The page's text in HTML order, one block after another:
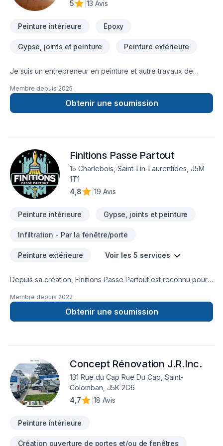
comment nous pouvons vous aider.
5
13 Avis
Peinture intérieure Epoxy
Gypse, joints et peinture Peinture extérieure
Je suis un entrepreneur en peinture et autre travaux de
résultats remarquables.La satisfaction de mes clients est
importante pour moi!
Membre depuis 2025
Obtenir une soumission
Finitions Passe Partout
15 Charlebois, Saint-Lin-Laurentides, J5M
1T1
4,8
19 Avis
Peinture intérieure Gypse, joints et peinture
Infiltration - Par la fenêtre/porte
Peinture extérieure Voir les 5 services
Depuis sa création, Finitions Passe Partout est reconnu pour
desservons
Lanaudière,Laurentides,Laval,Mauricie,Montérégie,Montréal
avec passion et professionnalisme. Nous croyons en
comment nous pouvons vous aider. Notre engagement est
simple : offrir un service d'exception, centré sur vos besoins
et vos aspirations.
Membre depuis 2022
Obtenir une soumission
Concept Rénovation J.R.Inc.
131 Rue du Cap Rue Du Cap, Saint-
Colomban, J5K 2G6
4,7
18 Avis
Peinture intérieure
Création ouverture de portes et/ou de fenêtres